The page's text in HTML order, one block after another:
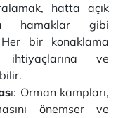
hatta açık
hamaklar gibi
bir konaklama
ihtiyaçlarına ve
ı: Orman kampları,
önemser ve